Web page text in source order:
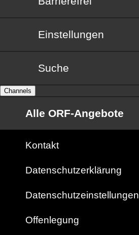
Einstellungen
Suche
Channels
Alle ORF-Angebote
Kontakt
Datenschutzerklärung
Datenschutzeinstellungen
Offenlegung